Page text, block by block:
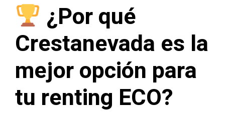
¿Por qué
Crestanevada es la
mejor opción para
tu renting ECO?